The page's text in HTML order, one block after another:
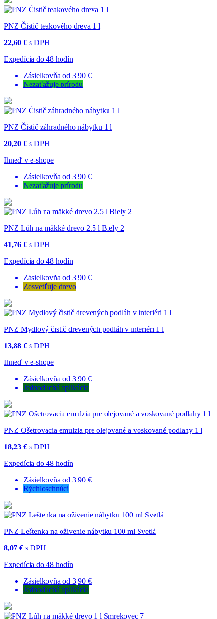
PNZ Čistič teakového dreva 1 l
22,60 € s DPH
Expedícia do 48 hodín
Zásielkovňa od 3,90 €
Nezaťažuje prírodu
PNZ Čistič záhradného nábytku 1 l
20,20 € s DPH
Ihneď v e-shope
Zásielkovňa od 3,90 €
Nezaťažuje prírodu
PNZ Lúh na mäkké drevo 2.5 l Biely 2
41,76 € s DPH
Expedícia do 48 hodín
Zásielkovňa od 3,90 €
Zosvetľuje drevo
PNZ Mydlový čistič drevených podláh v interiéri 1 l
13,88 € s DPH
Ihneď v e-shope
Zásielkovňa od 3,90 €
Jednoduchá aplikácia
PNZ Ošetrovacia emulzia pre olejované a voskované podlahy 1 l
18,23 € s DPH
Expedícia do 48 hodín
Zásielkovňa od 3,90 €
Rýchloschnúci
PNZ Leštenka na oživenie nábytku 100 ml Svetlá
8,07 € s DPH
Expedícia do 48 hodín
Zásielkovňa od 3,90 €
Jednoduchá aplikácia